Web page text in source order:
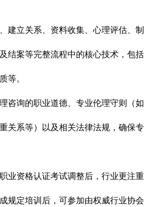
建立关系、资料收集、心理评估、制
结案等完整流程中的核心技术，包括
等。
咨询的职业道德、专业伦理守则（如
关系等）以及相关法律法规，确保专
业资格认证考试调整后，行业更注重
规定培训后，可参加由权威行业协会